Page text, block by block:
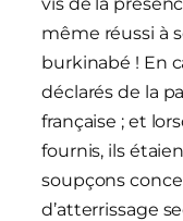
même réussi à
burkinabé ! En
déclarés de la
française ; et
fournis, ils
soupçons
d’atterrissage